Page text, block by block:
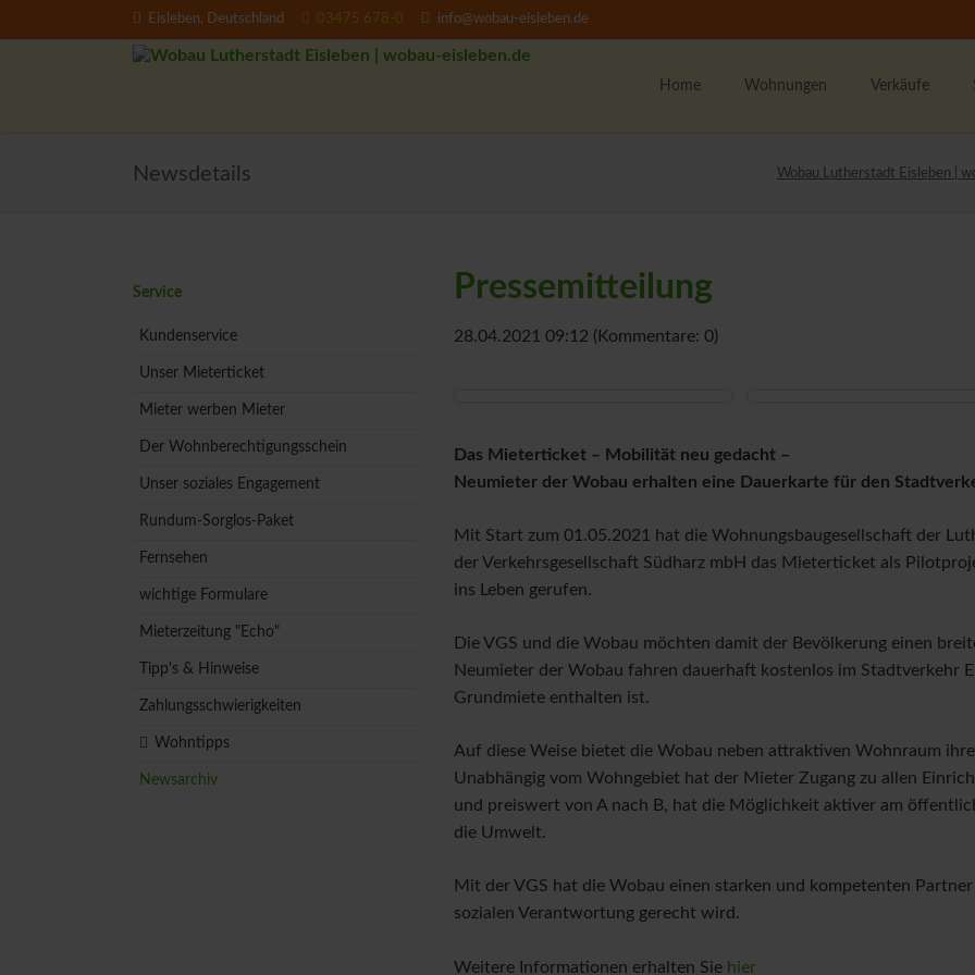
Eisleben, Deutschland 03475 678-0 info@wobau-eisleben.de
Home Wohnungen
1-Raumwohnungen
Verkäufe
Newsdetails Wobau Lutherstadt Eisleben |
Pressemitteilung
28.04.2021 09:12 (Kommentare: 0)
Das Mieterticket – Mobilität neu gedacht –
Neumieter der Wobau erhalten eine Dauerkarte für den
Mit Start zum 01.05.2021 hat die Wohnungsbaugesellschaft der
der Verkehrsgesellschaft Südharz mbH das Mieterticket als
ins Leben gerufen.
Die VGS und die Wobau möchten damit der Bevölkerung einen
Neumieter der Wobau fahren dauerhaft kostenlos im Stadtverkehr
Grundmiete enthalten ist.
Auf diese Weise bietet die Wobau neben attraktiven Wohnraum
Unabhängig vom Wohngebiet hat der Mieter Zugang zu allen
und preiswert von A nach B, hat die Möglichkeit aktiver am
die Umwelt.
Mit der VGS hat die Wobau einen starken und kompetenten
sozialen Verantwortung gerecht wird.
Weitere Informationen erhalten Sie hier
Navigation
Service
Kundenservice
Unser Mieterticket
Mieter werben Mieter
Der Wohnberechtigungsschein
Unser soziales Engagement
Rundum-Sorglos-Paket
Fernsehen
wichtige Formulare
Mieterzeitung "Echo"
Tipp's & Hinweise
Zahlungsschwierigkeiten
Wohntipps
Newsarchiv